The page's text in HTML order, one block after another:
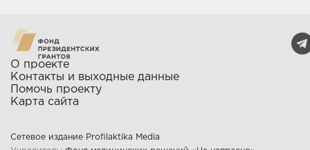
О проекте
Контакты и выходные данные
Помочь проекту
Карта сайта
Сетевое издание Profilaktika Media